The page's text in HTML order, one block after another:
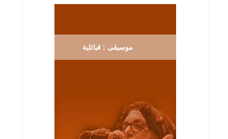
موسيقى : قبائلية